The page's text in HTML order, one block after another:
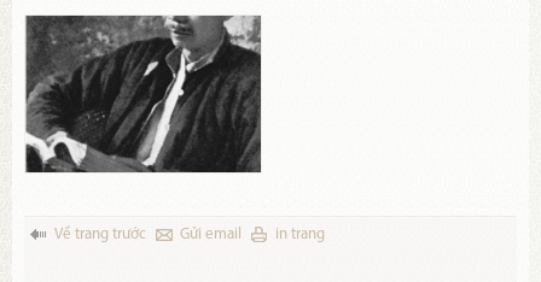
Về trang trước Gửi email in trang